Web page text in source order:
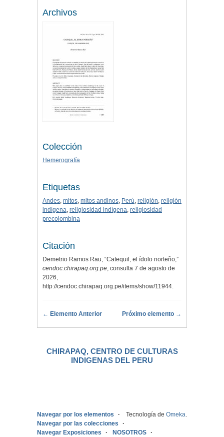
Archivos
Colección
Hemerografía
Etiquetas
Andes, mitos, mitos andinos, Perú, religión, religión
indígena, religiosidad indígena, religiosidad
precolombina
Citación
Demetrio Ramos Rau, “Catequil, el ídolo norteño,”
cendoc.chirapaq.org.pe, consulta 7 de agosto de
2026,
http://cendoc.chirapaq.org.pe/items/show/11944.
← Elemento Anterior Próximo elemento →
CHIRAPAQ, CENTRO DE CULTURAS
INDIGENAS DEL PERU
Navegar por los elementos
Navegar por las colecciones
Navegar Exposiciones
NOSOTROS
Tecnología de Omeka.